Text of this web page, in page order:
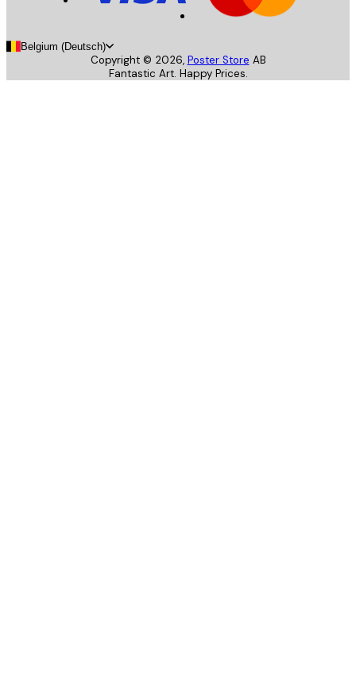
Belgium (Deutsch)
Copyright © 2026, Poster Store AB
Fantastic Art. Happy Prices.